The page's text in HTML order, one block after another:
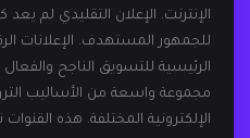
الإنترنت. الإعلان التقليدي لم
للجمهور المستهدف. الإعلانات
الرئيسية للتسويق الناجح
مجموعة واسعة من الأساليب
الإلكترونية المختلفة. هذه